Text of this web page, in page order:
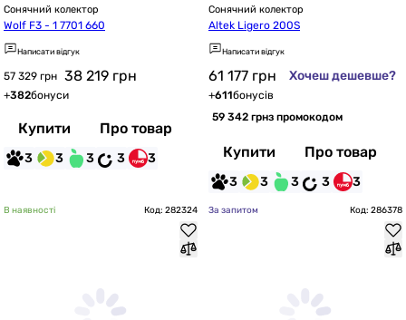
Сонячний колектор
Wolf F3 - 1 7701 660
Написати відгук
57 329 грн 38 219 грн
+382бонуси
Купити Про товар
3 3 3 3 3
Сонячний колектор
Altek Ligero 200S
Написати відгук
61 177 грн Хочеш дешевше?
+611бонусів
59 342 грнз промокодом
Купити Про товар
3 3 3 3 3
В наявності Код: 282324 За запитом Код: 286378